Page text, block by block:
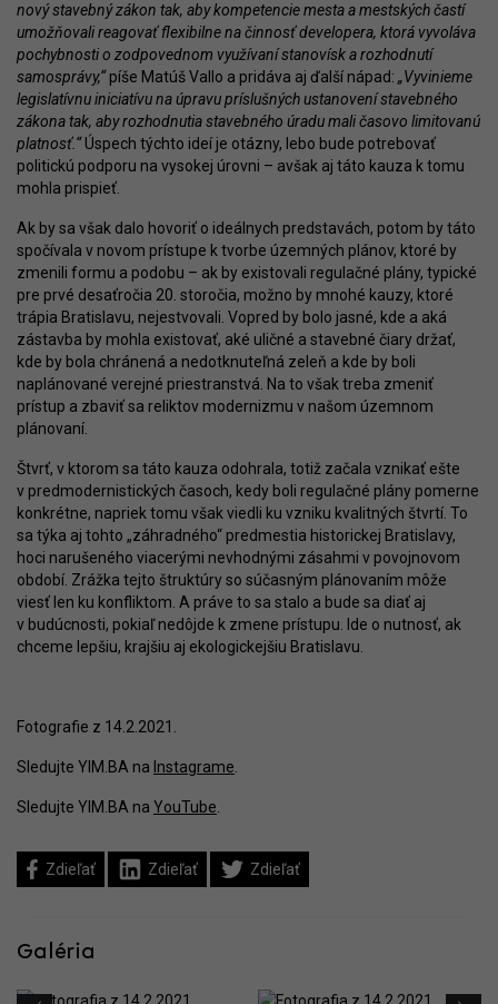
nový stavebný zákon tak, aby kompetencie mesta a mestských častí
umožňovali reagovať flexibilne na činnosť developera, ktorá vyvoláva
pochybnosti o zodpovednom využívaní stanovísk a rozhodnutí
samosprávy,“píše Matúš Vallo a pridáva aj ďalší nápad: „Vyvinieme
legislatívnu iniciatívu na úpravu príslušných ustanovení stavebného
zákona tak, aby rozhodnutia stavebného úradu mali časovo limitovanú
platnosť.“Úspech týchto ideí je otázny, lebo bude potrebovať
politickú podporu na vysokej úrovni – avšak aj táto kauza k tomu
mohla prispieť.
Ak by sa však dalo hovoriť o ideálnych predstavách, potom by táto
spočívala v novom prístupe k tvorbe územných plánov, ktoré by
zmenili formu a podobu – ak by existovali regulačné plány, typické
pre prvé desaťročia 20. storočia, možno by mnohé kauzy, ktoré
trápia Bratislavu, nejestvovali. Vopred by bolo jasné, kde a aká
zástavba by mohla existovať, aké uličné a stavebné čiary držať,
kde by bola chránená a nedotknuteľná zeleň a kde by boli
naplánované verejné priestranstvá. Na to však treba zmeniť
prístup a zbaviť sa reliktov modernizmu v našom územnom
plánovaní.
Štvrť, v ktorom sa táto kauza odohrala, totiž začala vznikať ešte
v predmodernistických časoch, kedy boli regulačné plány pomerne
konkrétne, napriek tomu však viedli ku vzniku kvalitných štvrtí. To
sa týka aj tohto „záhradného“ predmestia historickej Bratislavy,
hoci narušeného viacerými nevhodnými zásahmi v povojnovom
období. Zrážka tejto štruktúry so súčasným plánovaním môže
viesť len ku konfliktom. A práve to sa stalo a bude sa diať aj
v budúcnosti, pokiaľ nedôjde k zmene prístupu. Ide o nutnosť, ak
chceme lepšiu, krajšiu aj ekologickejšiu Bratislavu.
Fotografie z 14.2.2021.
Sledujte YIM.BA na Instagrame
Sledujte YIM.BA na YouTube
Zdieľať Zdieľať Zdieľať
Galéria